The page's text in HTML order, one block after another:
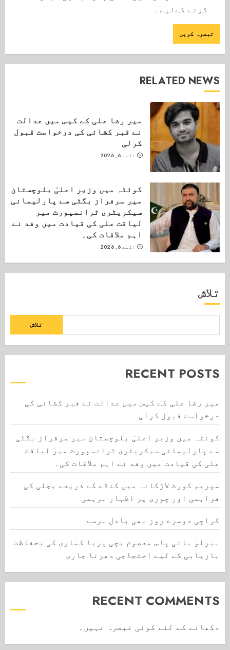
کرنے کےلیے۔
RELATED NEWS
میر رضا علی کے کیس میں عدالت
نے قبر کشائی کی درخواست قبول
کرلی
اگست 6, 2026
کوئٹہ میں وزیر اعلیٰ بلوچستان
میر سرفراز بگٹی سے پارلیمانی
سیکریٹری ٹرانسپورٹ میر
لیاقت علی کی قیادت میں وفد نے
اہم ملاقات کی۔
اگست 6, 2026
تلاش
تلاش
RECENT POSTS
میر رضا علی کے کیس میں عدالت نے قبر کشائی کی
درخواست قبول کرلی
کوئٹہ میں وزیر اعلیٰ بلوچستان میر سرفراز بگٹی
سے پارلیمانی سیکریٹری ٹرانسپورٹ میر لیاقت
علی کی قیادت میں وفد نے اہم ملاقات کی۔
سپریم کورٹ لاڑکانہ میں کنڈے کے ذریعے بجلی کی
فراہمی اور چوری پر اظہار برہمی
کراچی دوسرے روز بھی بادل برسے
ببرلو بائی پاس معصوم بچی پریا کماری کی بحفاظت
بازیابی کے لیے احتجاجی دھرنا جاری
RECENT COMMENTS
دکھانے کے لئے کوئی تبصرہ نہیں۔